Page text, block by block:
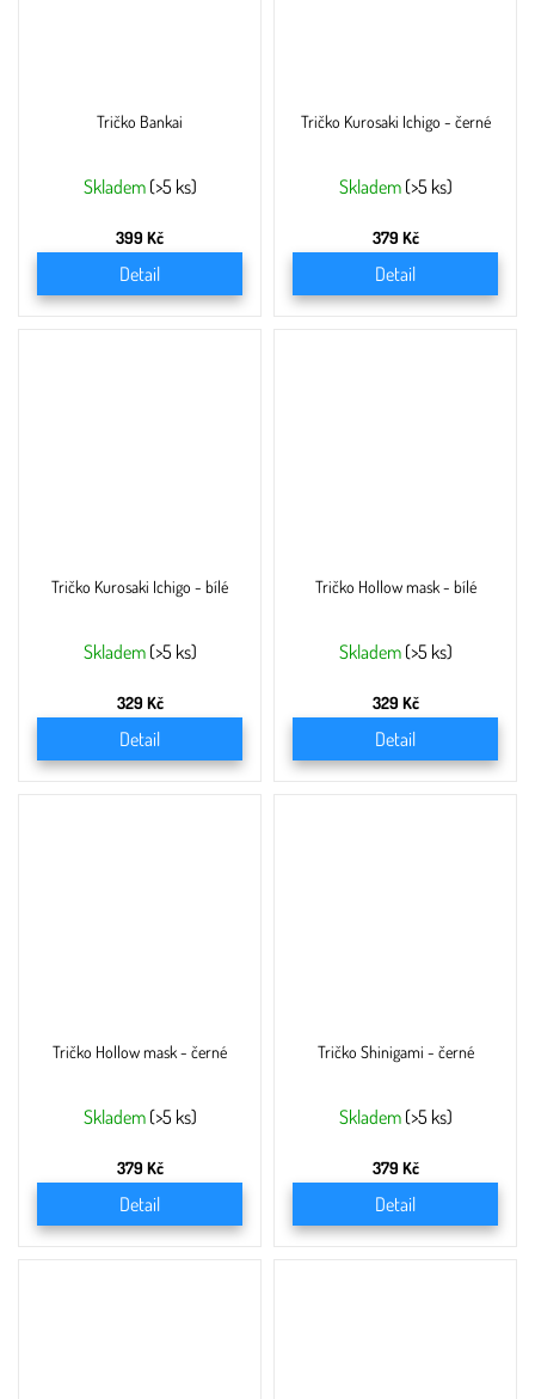
Tričko Bankai
Skladem (>5 ks)
399 Kč
Detail
Tričko Kurosaki Ichigo - černé
Skladem (>5 ks)
379 Kč
Detail
Tričko Kurosaki Ichigo - bílé
Skladem (>5 ks)
329 Kč
Detail
Tričko Hollow mask - bílé
Skladem (>5 ks)
329 Kč
Detail
Tričko Hollow mask - černé
Skladem (>5 ks)
379 Kč
Detail
Tričko Shinigami - černé
Skladem (>5 ks)
379 Kč
Detail